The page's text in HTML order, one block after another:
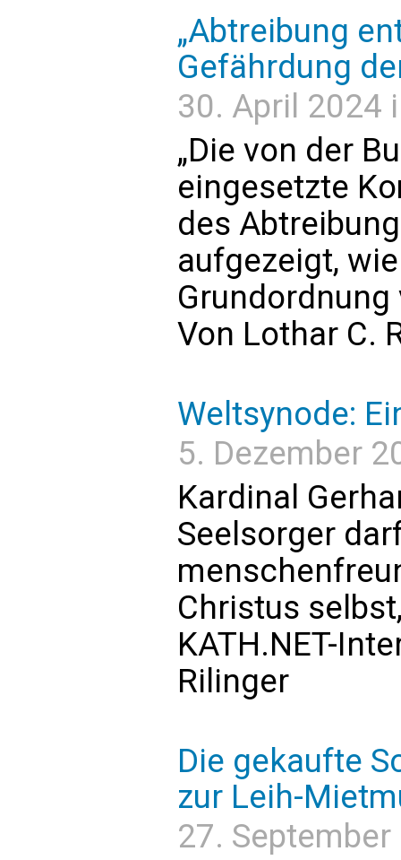
„Abtreibung
Gefährdung
30. April 2024
„Die von der
eingesetzte
des
aufgezeigt,
Von Lothar C.
Weltsynode:
5. Dezember
Kardinal
Seelsorger
Christus
KATH.NET-
Rilinger
Die gekaufte
zur Leih-
27.